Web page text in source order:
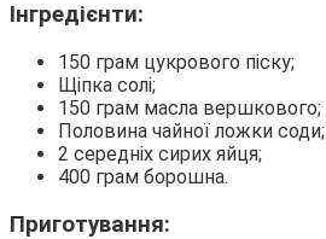
Інгредієнти:
150 грам цукрового піску;
Щіпка солі;
150 грам масла вершкового;
Половина чайної ложки соди;
2 середніх сирих яйця;
400 грам борошна.
Приготування: